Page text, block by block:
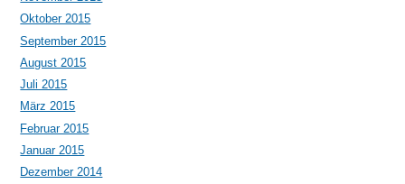
Oktober 2015
September 2015
August 2015
Juli 2015
März 2015
Februar 2015
Januar 2015
Dezember 2014